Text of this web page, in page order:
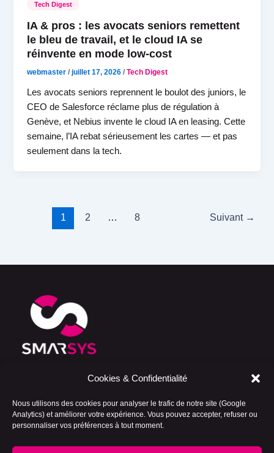
Cookies & Confidentialité
Nous utilisons des cookies pour analyser le trafic de notre site (Google
Analytics) et améliorer votre expérience. Vous pouvez accepter, refuser ou
personnaliser vos préférences à tout moment.
Tech Digest
IA & pros : les avocats seniors remettent
le bleu de travail, et le cloud IA se
réinvente en mode low-cost
webmaster/juillet 17, 2026/Tech Digest
Les avocats seniors reprennent le boulot des juniors, le
CEO de Salesforce réclame plus de régulation à
Genève, et Nebius invente le cloud IA en leasing. Cette
semaine, l’IA rebat sérieusement les cartes — et pas
seulement dans la tech.
1 2 … 8 Suivant →
avancer vite, bien, et sans mauvaises surprises.